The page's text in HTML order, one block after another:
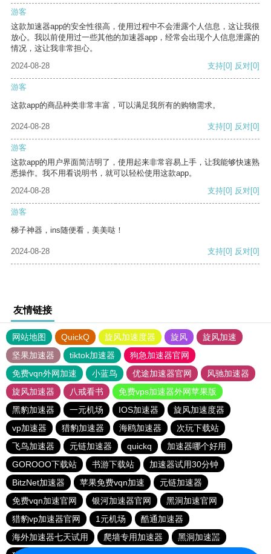
游客
这款加速器app的安全性很高，使用过程中不会泄露个人信息，这让我很
放心。我以前使用过一些其他的加速器app，经常会出现个人信息泄露的
情况，这让我非常担心。
2024-08-28
支持[0] 反对[0]
游客
这款app的商品种类非常丰富，可以满足我所有的购物需求。
2024-08-28 支持[0] 反对[0]
游客
这款app的用户界面简洁明了，使用起来非常容易上手，让我能够快速熟
悉操作。我不用看说明书，就可以轻松使用这款app。
2024-08-28
支持[0] 反对[0]
游客
梯子神器，ins随便看，美美哒！
2024-08-28 支持[0] 反对[0]
友情链接
网站地图 QuickQ 旋风加速度器 旋风
旋风加速
坚果加速器
tiktok加速器
狗急加速器官网
免费vqn外网加速
小蓝鸟 优途加速器官网
风驰加速器
旋风加速器
八戒看书
免费vps加速器外网苹果版
黑豹加速器
一元机场 IOS加速器
旋风加速度器
vp加速器
猎豹加速器 海鸥加速器
次玩下载站
飞鸟加速器
元链加速器 quickq
加速器哪个好用
GOROOO下载站
书游下载站
加速器试用30分钟
BitzNet加速器
苹果免费vqn加速
元链加速器
免费vqn加速官网
银河加速器官网
黑洞加速官网
猎豹vp加速器官网
1元机场
酷通加速器
海外加速器七天试用
爬墙专用加速器
黑洞加速噐